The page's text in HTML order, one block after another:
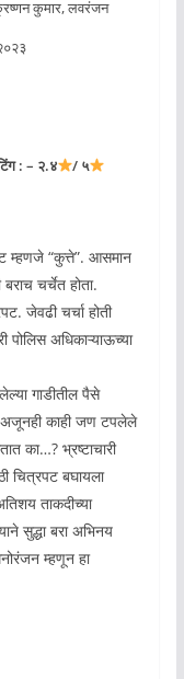
कुमार, लवरंजन
: – २.४ / ५
म्हणजे “कुत्ते”. आसमान
बराच चर्चेत होता.
जेवढी चर्चा होती
पोलिस अधिकाऱ्याऊच्या
गाडीतील पैसे
अजूनही काही जण टपलेले
का…? भ्रष्टाचारी
चित्रपट बघायला
ताकदीच्या
सुद्धा बरा अभिनय
म्हणून हा